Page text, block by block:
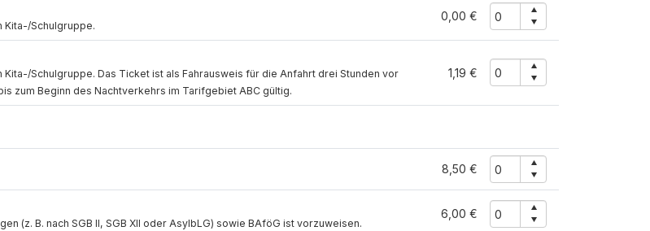
Schulgruppe.
0,00 €
Schulgruppe. Das Ticket ist als Fahrausweis für die Anfahrt drei Stunden vor
zum Beginn des Nachtverkehrs im Tarifgebiet ABC gültig.
1,19 €
8,50 €
(z. B. nach SGB II, SGB XII oder AsylbLG) sowie BAföG ist vorzuweisen.
6,00 €